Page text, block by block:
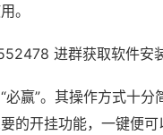
。
进群获取软件安
赢”。其操作方式十
的开挂功能，一键便